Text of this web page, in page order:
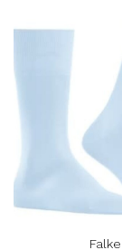
Falke